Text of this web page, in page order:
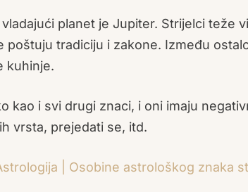
planet je Jupiter. Strijelci teže
poštuju tradiciju i zakone. Između
kuhinje.
kao i svi drugi znaci, i oni imaju
vrsta, prejedati se, itd.
| Osobine astrološkog znaka